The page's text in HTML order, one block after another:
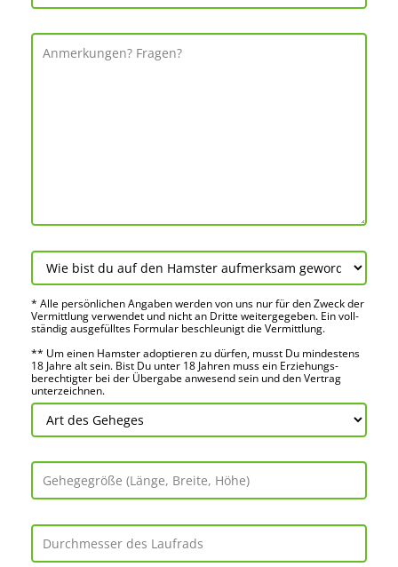
* Alle persön­lichen Angaben werden von uns nur für den Zweck der
Vermitt­lung verwendet und nicht an Dritte weiter­gegeben. Ein voll­
ständig ausge­fülltes Formular beschleu­nigt die Vermitt­lung.
** Um einen Hamster adoptieren zu dürfen, musst Du mindes­tens
18 Jahre alt sein. Bist Du unter 18 Jahren muss ein Erziehungs­
berechtigter bei der Über­gabe anwes­end sein und den Vertrag
unter­zeichnen.